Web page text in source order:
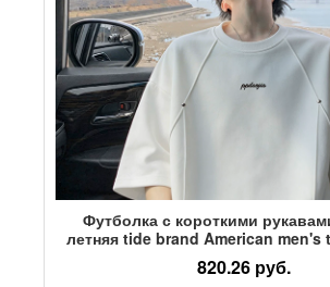
Футболка с короткими
летняя tide brand American men's
2026 года, молодежная футболка
рукавами для тяжелых
820.26 руб.